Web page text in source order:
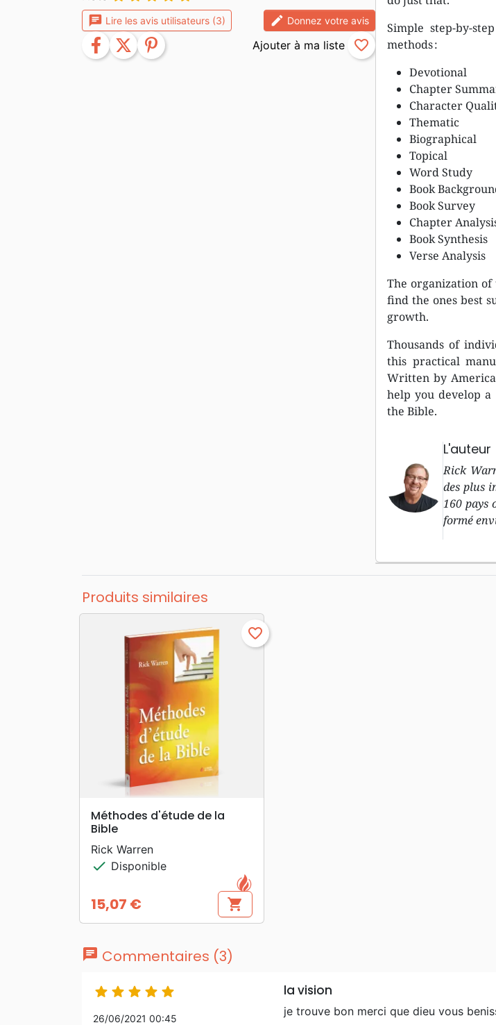
Simple step-by-
methods :
Devotional
Chapter
Character
Thematic
Biographical
Topical
Word Study
Book
Book Survey
Chapter
Book Synthesis
Verse Analysis
The organization
find the ones best
growth.
Thousands of
this practical
Written by
help you develop
the Bible.
L'auteur
Rick
des plus
160 pays
formé
chat Lire les avis utilisateurs (3) edit Donnez votre avis
facebook twitter pinterest favorite_border
Produits similaires
search APERÇU RAPIDE
favorite_border
Méthodes d'étude de la
Bible
Rick Warren
check Disponible
Prix
15,07 € shopping_cart
chat Commentaires (3)
    
26/06/2021 00:45
la vision
je trouve bon merci que dieu vous